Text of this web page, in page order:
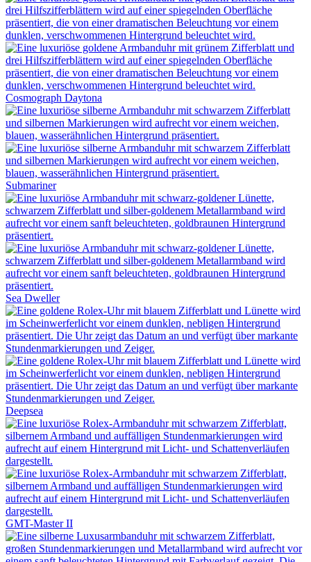
Cosmograph Daytona
Submariner
Sea Dweller
Deepsea
GMT-Master II